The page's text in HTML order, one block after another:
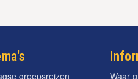
groepsreizen Waar